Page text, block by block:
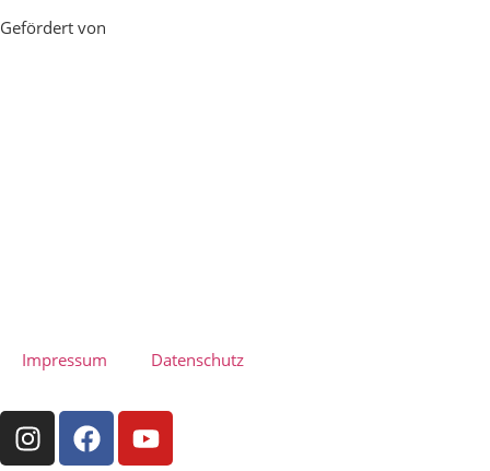
Gefördert von
Impressum Datenschutz